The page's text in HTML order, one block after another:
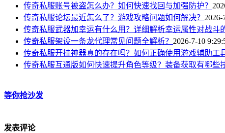
传奇私服账号被盗怎么办？如何快速找回与加强防护？
传奇私服论坛最近怎么了？游戏攻略问题如何解决？ 2026-
传奇私服武器加幸运有什么用？详细解析幸运属性对战斗
传奇私服架设一条龙代理常见问题全解析？ 2026-7-10
传奇私服开挂神器真的存在吗？如何正确使用游戏辅助工
传奇私服互通版如何快速提升角色等级？装备获取有哪些
等你抢沙发
发表评论